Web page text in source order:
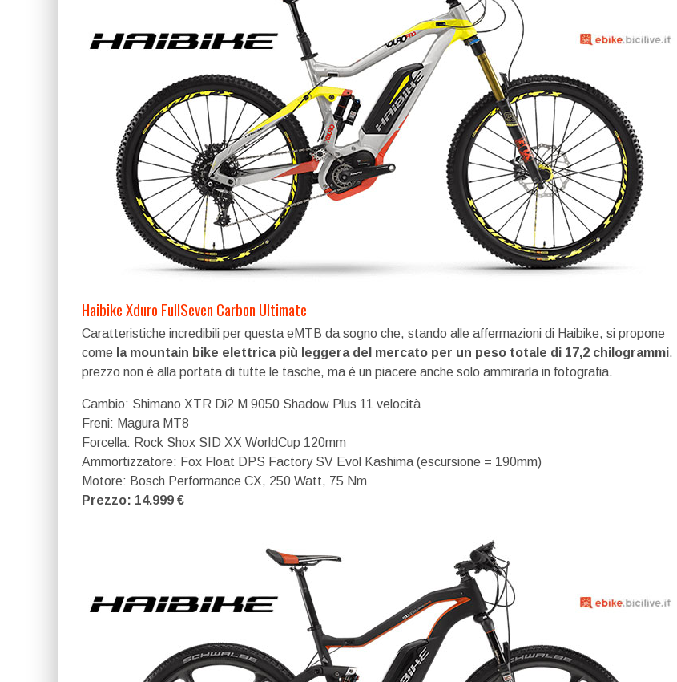
Haibike Xduro FullSeven Carbon Ultimate
Caratteristiche incredibili per questa eMTB da sogno che, stando alle affermazioni di Haibike, si propone
come la mountain bike elettrica più leggera del mercato per un peso totale di 17,2 chilogrammi. Il
prezzo non è alla portata di tutte le tasche, ma è un piacere anche solo ammirarla in fotografia.
Cambio: Shimano XTR Di2 M 9050 Shadow Plus 11 velocità
Freni: Magura MT8
Forcella: Rock Shox SID XX WorldCup 120mm
Ammortizzatore: Fox Float DPS Factory SV Evol Kashima (escursione = 190mm)
Motore: Bosch Performance CX, 250 Watt, 75 Nm
Prezzo: 14.999 €